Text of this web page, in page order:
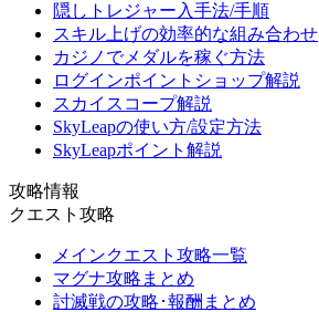
隠しトレジャー入手法/手順
スキル上げの効率的な組み合わせ
カジノでメダルを稼ぐ方法
ログインポイントショップ解説
スカイスコープ解説
SkyLeapの使い方/設定方法
SkyLeapポイント解説
攻略情報
クエスト攻略
メインクエスト攻略一覧
マグナ攻略まとめ
討滅戦の攻略･報酬まとめ